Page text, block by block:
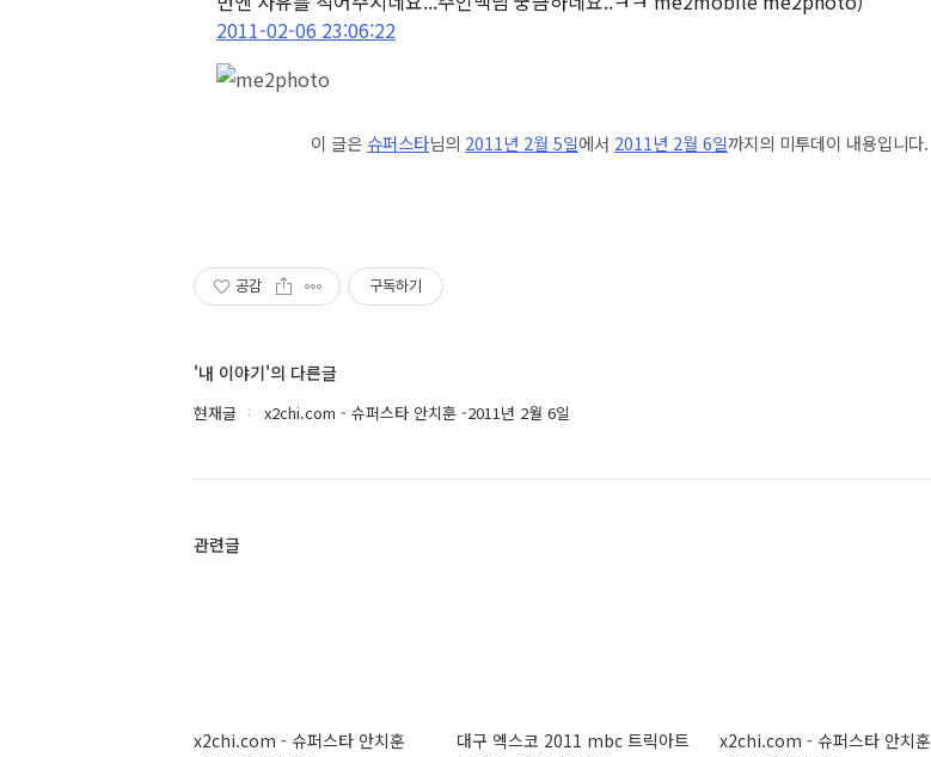
2011-02-06 23:06:22
이 글은 슈퍼스타님의 2011년 2월 5일에서 2011년 2월 6일까지의 미투데이 내용입니다.
공감 구독하기
'내 이야기'의 다른글
현재글 x2chi.com - 슈퍼스타 안치훈 -2011년 2월 6일
관련글
x2chi.com - 슈퍼스타 안치훈
대구 엑스코 2011 mbc 트릭아트
x2chi.com - 슈퍼스타 안치훈